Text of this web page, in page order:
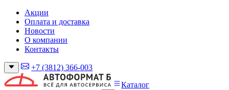
Акции
Оплата и доставка
Новости
О компании
Контакты
+7 (3812) 366-003
Каталог